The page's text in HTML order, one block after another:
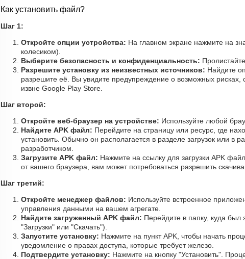
Как установить файл?
Шаг 1:
Откройте опции устройства: На главном экране нажмите на
колесиком).
Выберите безопасность и конфиденциальность:
Разрешите установку из неизвестных источников: Найдите
разрешите её. Вы увидите предупреждение о возможных рисках,
извне Google Play Store.
Шаг второй:
Откройте веб-браузер на устройстве: Используйте любой
Найдите APK файл: Перейдите на страницу или ресурс, где
установить. Обычно он располагается в разделе загрузок или в
разработчиком.
Загрузите APK файл: Нажмите на ссылку для загрузки APK
от вашего браузера, вам может потребоваться разрешить
Шаг третий:
Откройте менеджер файлов: Используйте встроенное
управления данными на вашем агрегате.
Найдите загруженный APK файл: Перейдите в папку, куда был
"Загрузки" или "Скачать").
Запустите установку: Нажмите на пункт APK, чтобы начать
уведомление о правах доступа, которые требует железо.
Подтвердите установку: Нажмите на кнопку "Установить".